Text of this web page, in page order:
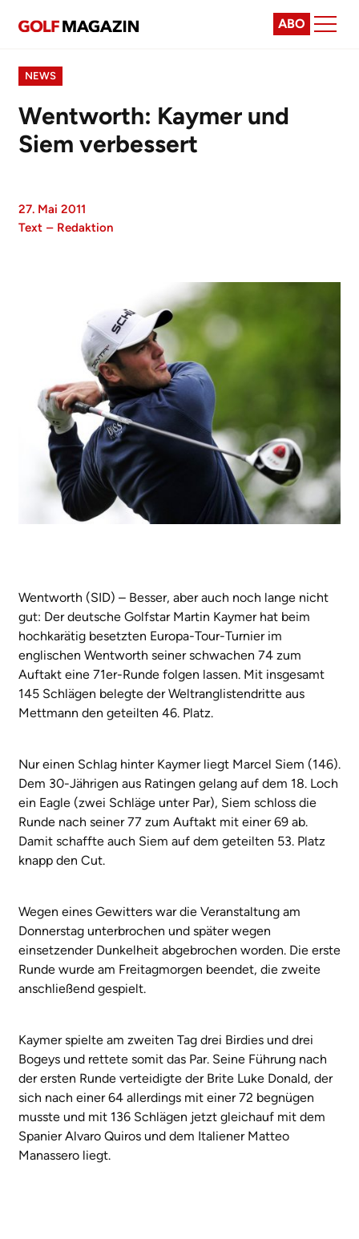
ABO
NEWS
Wentworth: Kaymer und
Siem verbessert
27. Mai 2011
Text – Redaktion
Wentworth (SID) – Besser, aber auch noch lange nicht
gut: Der deutsche Golfstar Martin Kaymer hat beim
hochkarätig besetzten Europa-Tour-Turnier im
englischen Wentworth seiner schwachen 74 zum
Auftakt eine 71er-Runde folgen lassen. Mit insgesamt
145 Schlägen belegte der Weltranglistendritte aus
Mettmann den geteilten 46. Platz.
Nur einen Schlag hinter Kaymer liegt Marcel Siem (146).
Dem 30-Jährigen aus Ratingen gelang auf dem 18. Loch
ein Eagle (zwei Schläge unter Par), Siem schloss die
Runde nach seiner 77 zum Auftakt mit einer 69 ab.
Damit schaffte auch Siem auf dem geteilten 53. Platz
knapp den Cut.
Wegen eines Gewitters war die Veranstaltung am
Donnerstag unterbrochen und später wegen
einsetzender Dunkelheit abgebrochen worden. Die erste
Runde wurde am Freitagmorgen beendet, die zweite
anschließend gespielt.
Kaymer spielte am zweiten Tag drei Birdies und drei
Bogeys und rettete somit das Par. Seine Führung nach
der ersten Runde verteidigte der Brite Luke Donald, der
sich nach einer 64 allerdings mit einer 72 begnügen
musste und mit 136 Schlägen jetzt gleichauf mit dem
Spanier Alvaro Quiros und dem Italiener Matteo
Manassero liegt.